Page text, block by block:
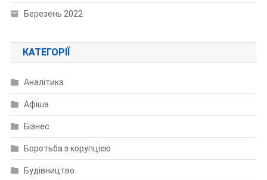
Березень 2022
КАТЕГОРІЇ
Аналітика
Афіша
Бізнес
Боротьба з корупцією
Будівництво